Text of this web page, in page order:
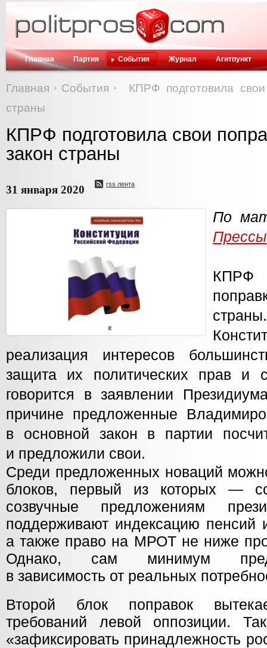
Главная Партия События Журнал Агитпункт
Главная События
КПРФ подготовила
страны
КПРФ подготовила свои
закон страны
31 января 2020 rss лента
По
Прессы
КПРФ
реализация интересов
защита их политических прав и
говорится в заявлении
причине предложенные
в основной закон в партии
и предложили свои.
Среди предложенных новаций
блоков, первый из которых —
созвучные предложениям
поддерживают индексацию пенсий
а также право на МРОТ не ниже
Однако, сам минимум
в зависимость от реальных
Второй блок поправок
требований левой оппозиции.
«зафиксировать принадлежность